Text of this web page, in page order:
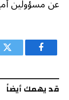
عن مسؤولين
فيسبوك
قد يهمك أيضاً